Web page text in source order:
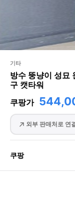
기타
방수 뚱냥이 성묘
구 캣타워
쿠팡가
외부 판매처로 연
쿠팡